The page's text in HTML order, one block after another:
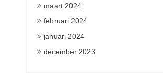
maart 2024
februari 2024
januari 2024
december 2023